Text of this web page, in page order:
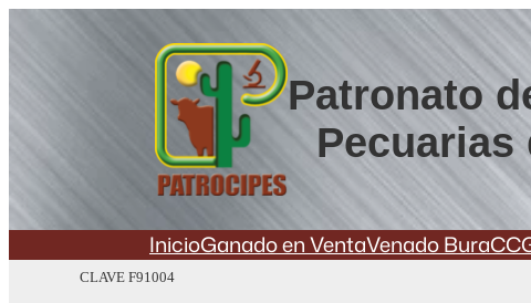
Patronato
Pecuarias
InicioGanado en VentaVenado Bura
CLAVE F91004